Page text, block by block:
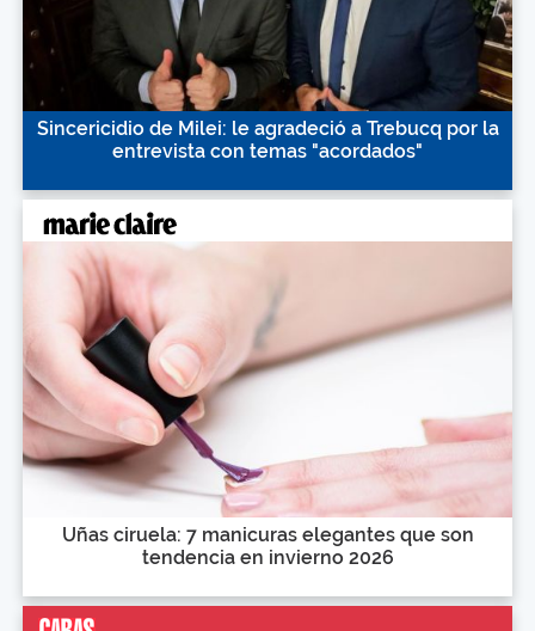
Sincericidio de Milei: le agradeció a Trebucq por la
entrevista con temas "acordados"
Uñas ciruela: 7 manicuras elegantes que son
tendencia en invierno 2026